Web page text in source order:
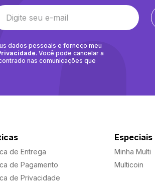
dados pessoais e forneço meu
. Você pode cancelar a
nas comunicações que
de Entrega
de Pagamento
de Privacidade
Especiais
Minha Multi
Multicoin